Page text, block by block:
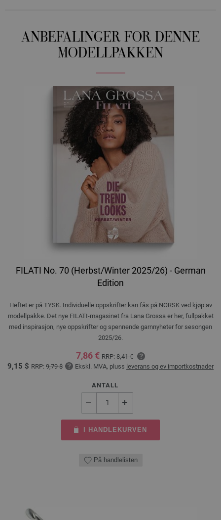
ANBEFALINGER FOR DENNE
MODELLPAKKEN
FILATI No. 70 (Herbst/Winter 2025/26) - German
Edition
Heftet er på TYSK. Individuelle oppskrifter kan fås på NORSK ved kjøp av
modellpakke. Det nye FILATI-magasinet fra Lana Grossa er her, fullpakket
med inspirasjon, nye oppskrifter og spennende garnnyheter for sesongen
2025/26.
7,86 € RRP: 8,41 €
9,15 $ RRP: 9,79 $ Ekskl. MVA, pluss leverans og ev importkostnader
ANTALL
I HANDLEKURVEN
På handlelisten